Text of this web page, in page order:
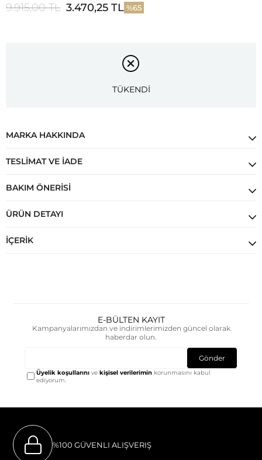
9.915,00 TL 3.470,25 TL 65
TÜKENDİ
MARKA HAKKINDA
TESLIMAT VE İADE
BAKIM ÖNERISI
ÜRÜN DETAYI
İÇERIK
E-BÜLTEN KAYIT
Kampanyalarımızdan ve indirimlerimizden güncel olarak
haberdar olun.
Gönder
Üyelik koşullarını vekişisel verilerimin korunmasını kabul
ediyorum.
%100 GÜVENLI ALIŞVERIŞ